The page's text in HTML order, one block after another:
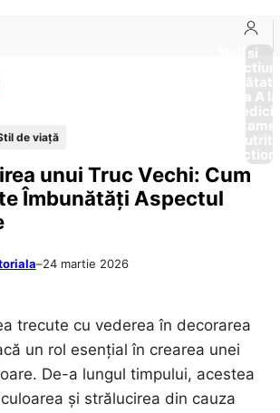
Boli si
Afectiuni
Sănătate
de la A
de viaţă
unui Truc Vechi: Cum
Îmbunătăți Aspectul
–24 martie 2026
trecute cu vederea în decorarea
un rol esențial în crearea unei
De-a lungul timpului, acestea
și strălucirea din cauza